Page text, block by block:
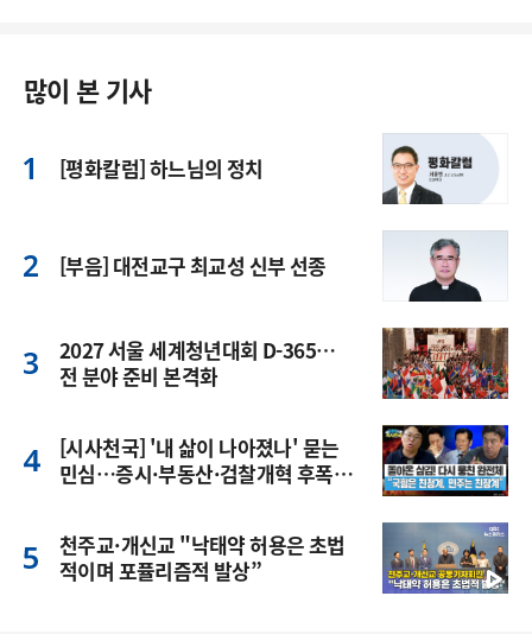
많이 본 기사
[평화칼럼] 하느님의 정치
[부음] 대전교구 최교성 신부 선종
2027 서울 세계청년대회 D-365…
전 분야 준비 본격화
[시사천국] '내 삶이 나아졌나' 묻는
민심…증시·부동산·검찰개혁 후폭
천주교·개신교 "낙태약 허용은 초법
적이며 포퓰리즘적 발상”